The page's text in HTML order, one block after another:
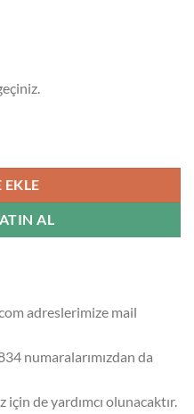
EKLE
AL
adreslerimize mail
numaralarımızdan da
de yardımcı olunacaktır.